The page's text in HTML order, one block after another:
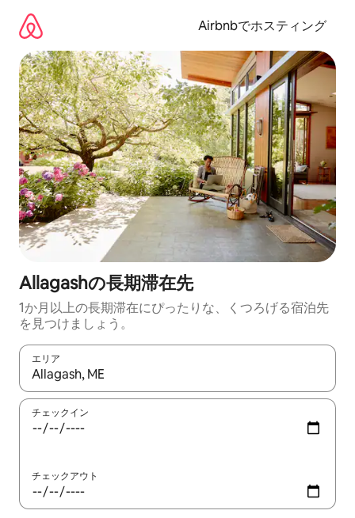
Airbnbでホスティング
Allagashの長期滞在先
1か月以上の長期滞在にぴったりな、くつろげる宿泊先
を見つけましょう。
エリア
検索結果が表示されたら、上下の矢印キーを使って移動するか
チェックイン
チェックアウト